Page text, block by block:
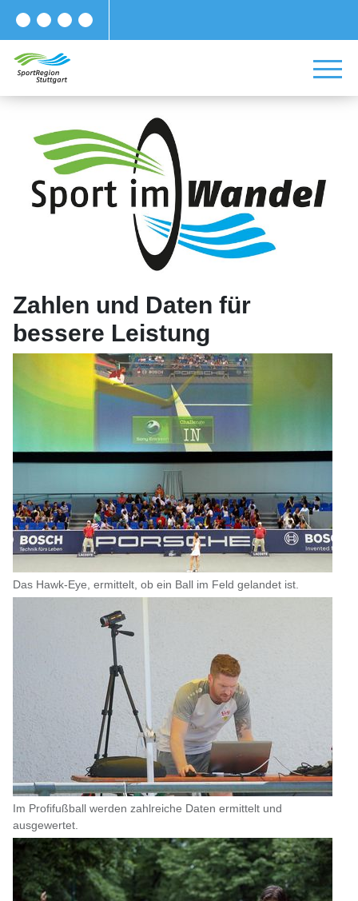
Zahlen und Daten für
bessere Leistung
Das Hawk-Eye, ermittelt, ob ein Ball im Feld gelandet ist.
Im Profifußball werden zahlreiche Daten ermittelt und
ausgewertet.